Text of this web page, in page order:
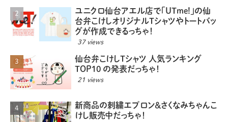
ユニクロ仙台アエル店で「UTme!」の仙
台弁こけしオリジナルTシャツやトートバッ
グが作成できるっちゃ！
37 views
仙台弁こけしTシャツ 人気ランキング
TOP10 の発表だっちゃ！
21 views
新商品の刺繍エプロン＆さくなみちゃんこ
けし販売中だっちゃ！